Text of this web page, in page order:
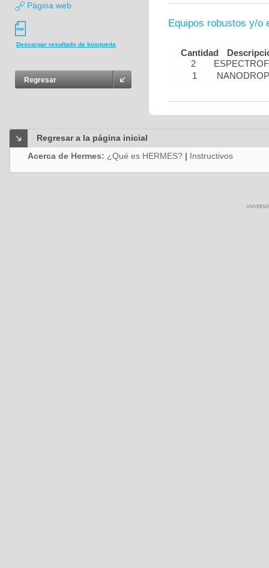
Página web
Descargar resultado de búsqueda
Regresar
Equipos robustos y/o
Cantidad
2
1
NANODROP
Regresar a la página inicial
Acerca de Hermes: ¿Qué es HERMES? | Instructivos